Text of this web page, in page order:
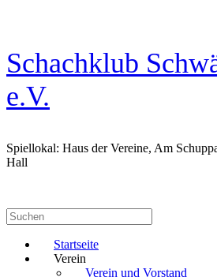
Schachklub
e.V.
Spiellokal: Haus der Vereine, Am
Hall
Suchen
nach:
Startseite
Verein
Verein und Vorstand